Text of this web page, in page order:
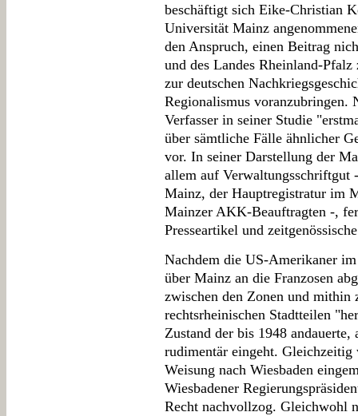
beschäftigt sich Eike-Christian
Universität Mainz
den Anspruch, einen Beitrag
und des Landes Rheinland-
zur deutschen
Regionalismus voranzubringen.
Verfasser in seiner Studie
über sämtliche Fälle ähnlicher
vor. In seiner Darstellung der
allem auf Verwaltungsschriftgut
Mainz, der Hauptregistratur im
Mainzer AKK-Beauftragten -,
Presseartikel und
Nachdem die US-Amerikaner
über Mainz an die Franzosen
zwischen den Zonen und mithin
rechtsrheinischen Stadtteilen
Zustand der bis 1948
rudimentär eingeht.
Weisung nach Wiesbaden
Wiesbadener
Recht nachvollzog. Gleichwohl